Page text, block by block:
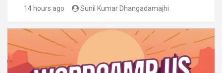
14 hours ago Sunil Kumar Dhangadamajhi